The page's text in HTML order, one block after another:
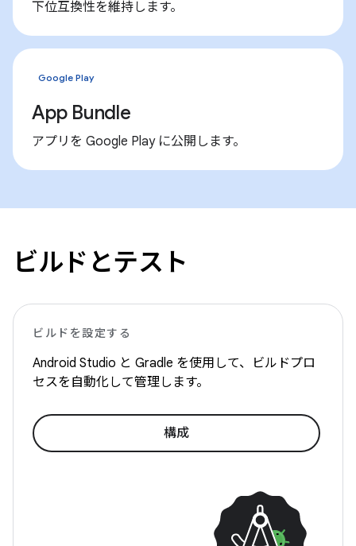
下位互換性を維持します。
Google Play
App Bundle
アプリを Google Play に公開します。
ビルドとテスト
ビルドを設定する
Android Studio と Gradle を使用して、ビルドプロ
セスを自動化して管理します。
構成